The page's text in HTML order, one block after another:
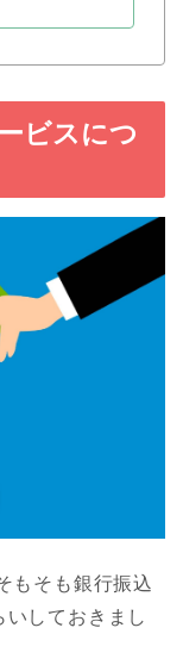
ビスにつ
もそも銀行振込
しておきまし